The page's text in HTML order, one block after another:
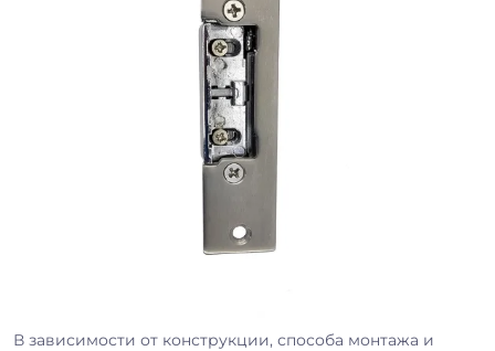
В зависимости от конструкции, способа монтажа и